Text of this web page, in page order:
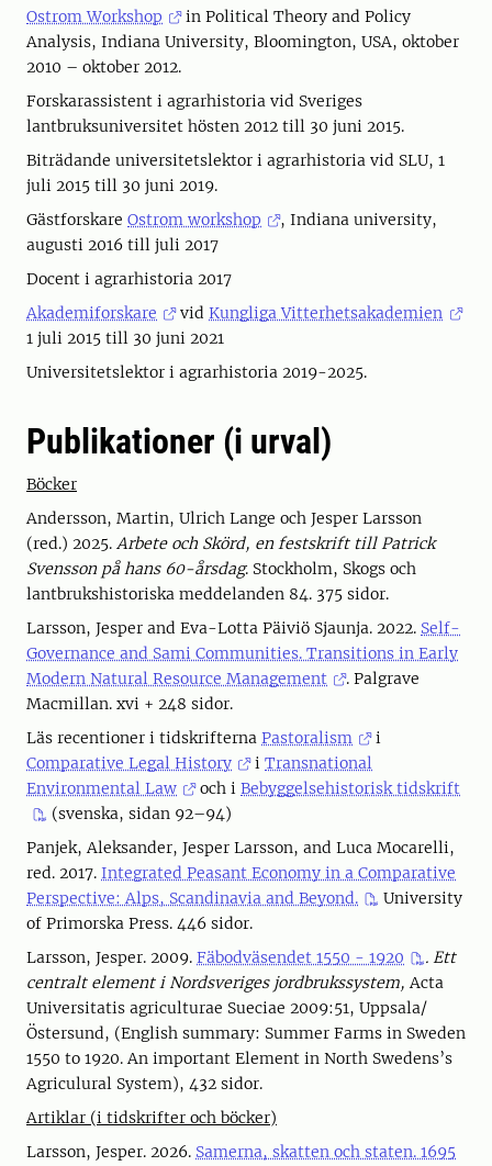
Ostrom Workshop
in Political Theory and Policy
Analysis, Indiana University, Bloomington, USA, oktober
2010 – oktober 2012.
Forskarassistent i agrarhistoria vid Sveriges
lantbruksuniversitet hösten 2012 till 30 juni 2015.
Biträdande universitetslektor i agrarhistoria vid SLU, 1
juli 2015 till 30 juni 2019.
Gästforskare Ostrom workshop
, Indiana university,
augusti 2016 till juli 2017
Docent i agrarhistoria 2017
Akademiforskare
vidKungliga Vitterhetsakademien
1 juli 2015 till 30 juni 2021
Universitetslektor i agrarhistoria 2019-2025.
Publikationer (i urval)
Böcker
Andersson, Martin, Ulrich Lange och Jesper Larsson
(red.) 2025. Arbete och Skörd, en festskrift till Patrick
Svensson på hans 60-årsdag. Stockholm, Skogs och
lantbrukshistoriska meddelanden 84. 375 sidor.
Larsson, Jesper and Eva-Lotta Päiviö Sjaunja. 2022. Self-
Governance and Sami Communities. Transitions in Early
Modern Natural Resource Management
. Palgrave
Macmillan. xvi + 248 sidor.
Läs recentioner i tidskrifterna Pastoralism
i
Comparative Legal History
iTransnational
Environmental Law
och iBebyggelsehistorisk tidskrift
(svenska, sidan 92–94)
Panjek, Aleksander, Jesper Larsson, and Luca Mocarelli,
red. 2017. Integrated Peasant Economy in a Comparative
Perspective: Alps, Scandinavia and Beyond.
University
of Primorska Press. 446 sidor.
Larsson, Jesper. 2009. Fäbodväsendet 1550 - 1920
. Ett
centralt element i Nordsveriges jordbrukssystem,Acta
Universitatis agriculturae Sueciae 2009:51, Uppsala/
Östersund, (English summary: Summer Farms in Sweden
1550 to 1920. An important Element in North Swedens’s
Agriculural System), 432 sidor.
Artiklar (i tidskrifter och böcker)
Larsson, Jesper. 2026. Samerna, skatten och staten. 1695